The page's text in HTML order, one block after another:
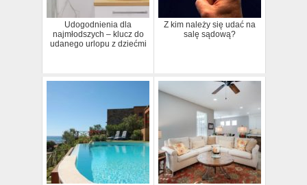
Udogodnienia dla
najmłodszych – klucz do
udanego urlopu z dziećmi
Z kim należy się udać na
salę sądową?